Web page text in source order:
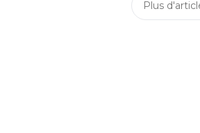
attaquer plutot. elle se prend
Plus